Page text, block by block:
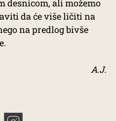
desnicom, ali možemo
da će više ličiti na
na predlog bivše
A.J.